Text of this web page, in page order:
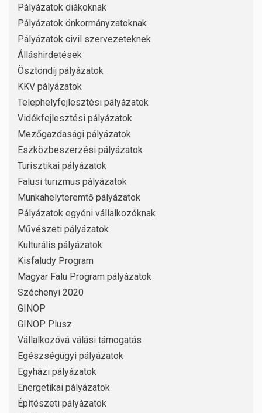
Pályázatok diákoknak
Pályázatok önkormányzatoknak
Pályázatok civil szervezeteknek
Álláshirdetések
Ösztöndíj pályázatok
KKV pályázatok
Telephelyfejlesztési pályázatok
Vidékfejlesztési pályázatok
Mezőgazdasági pályázatok
Eszközbeszerzési pályázatok
Turisztikai pályázatok
Falusi turizmus pályázatok
Munkahelyteremtő pályázatok
Pályázatok egyéni vállalkozóknak
Művészeti pályázatok
Kulturális pályázatok
Kisfaludy Program
Magyar Falu Program pályázatok
Széchenyi 2020
GINOP
GINOP Plusz
Vállalkozóvá válási támogatás
Egészségügyi pályázatok
Egyházi pályázatok
Energetikai pályázatok
Építészeti pályázatok